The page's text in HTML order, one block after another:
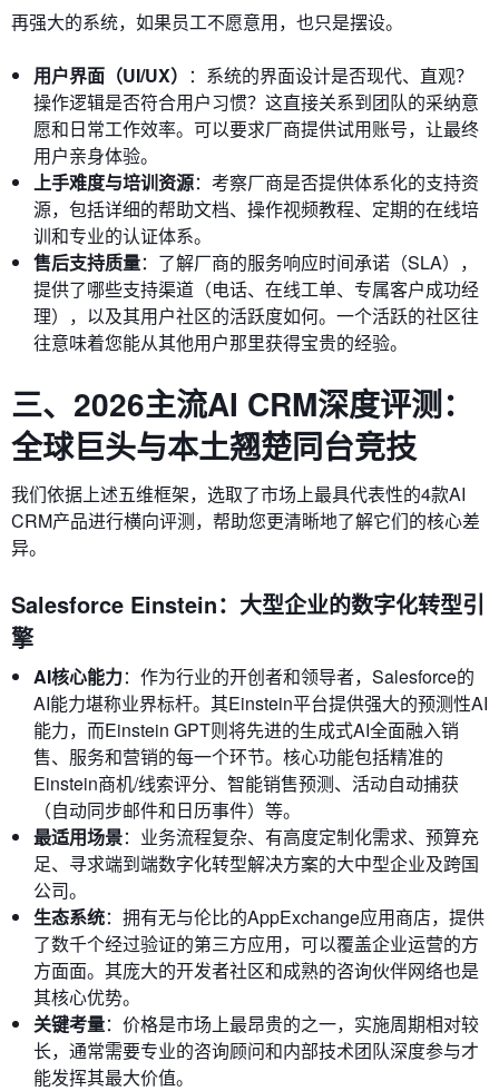
再强大的系统，如果员工不愿意用，也只是摆设。
用户界面（UI/UX） ：系统的界面设计是否现代、直观？
操作逻辑是否符合用户习惯？这直接关系到团队的采纳意
愿和日常工作效率。可以要求厂商提供试用账号，让最终
用户亲身体验。
上手难度与培训资源：考察厂商是否提供体系化的支持资
源，包括详细的帮助文档、操作视频教程、定期的在线培
训和专业的认证体系。
售后支持质量：了解厂商的服务响应时间承诺（SLA），
提供了哪些支持渠道（电话、在线工单、专属客户成功经
理），以及其用户社区的活跃度如何。一个活跃的社区往
往意味着您能从其他用户那里获得宝贵的经验。
三、2026主流AI CRM深度评测：
全球巨头与本土翘楚同台竞技
我们依据上述五维框架，选取了市场上最具代表性的4款AI
CRM产品进行横向评测，帮助您更清晰地了解它们的核心差
异。
Salesforce Einstein：大型企业的数字化转型引
擎
AI核心能力：作为行业的开创者和领导者，Salesforce的
AI能力堪称业界标杆。其Einstein平台提供强大的预测性AI
能力，而Einstein GPT则将先进的生成式AI全面融入销
售、服务和营销的每一个环节。核心功能包括精准的
Einstein商机/线索评分、智能销售预测、活动自动捕获
（自动同步邮件和日历事件）等。
最适用场景：业务流程复杂、有高度定制化需求、预算充
足、寻求端到端数字化转型解决方案的大中型企业及跨国
公司。
生态系统：拥有无与伦比的AppExchange应用商店，提供
了数千个经过验证的第三方应用，可以覆盖企业运营的方
方面面。其庞大的开发者社区和成熟的咨询伙伴网络也是
其核心优势。
关键考量：价格是市场上最昂贵的之一，实施周期相对较
长，通常需要专业的咨询顾问和内部技术团队深度参与才
能发挥其最大价值。